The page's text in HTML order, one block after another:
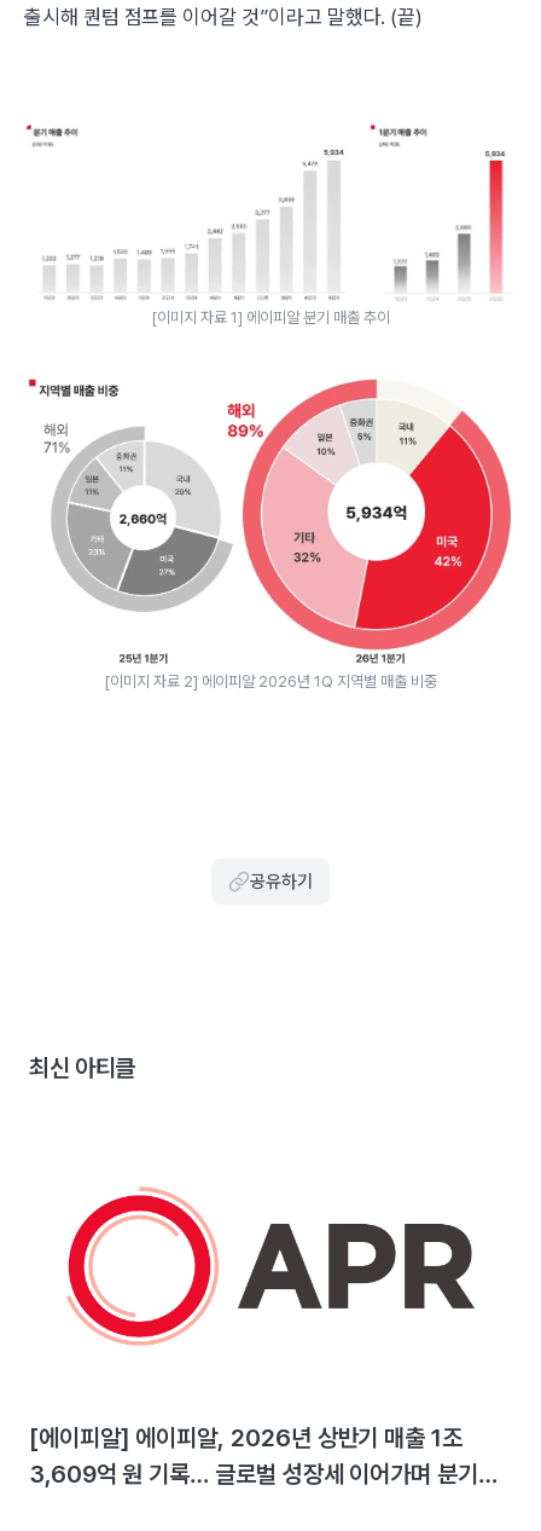
출시해 퀀텀 점프를 이어갈 것”이라고 말했다. (끝)
[이미지 자료 1] 에이피알 분기 매출 추이
[이미지 자료 2] 에이피알 2026년 1Q 지역별 매출 비중
공유하기
최신 아티클
[에이피알] 에이피알, 2026년 상반기 매출 1조
3,609억 원 기록… 글로벌 성장세 이어가며 분기